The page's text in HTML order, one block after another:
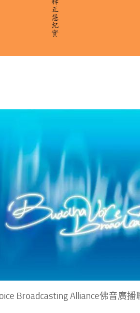
Broadcasting Alliance佛音廣